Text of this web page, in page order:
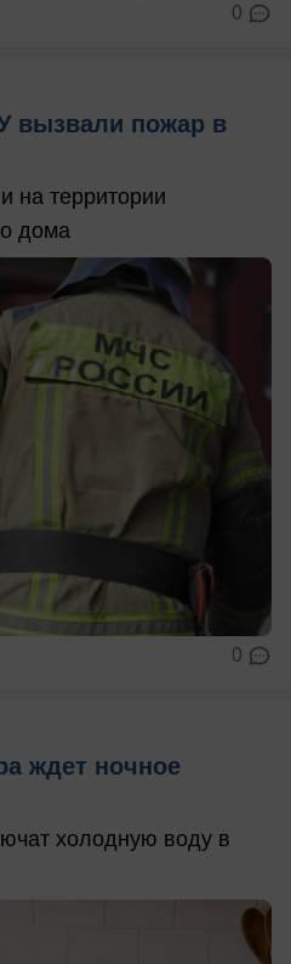
0
вызвали пожар в
на территории
дома
0
ждет ночное
холодную воду в